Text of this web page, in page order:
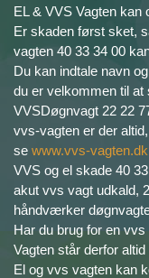
EL & VVS Vagten kan
Er skaden først sket,
vagten 40 33 34 00
Du kan indtale navn
du er velkommen til
VVSDøgnvagt 22 22
vvs-vagten er der
se www.vvs-vagten.dk
VVS og el skade 40
akut vvs vagt udkald,
håndværker
Har du brug for en
Vagten står derfor
El og vvs vagten kan